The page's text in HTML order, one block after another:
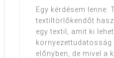
Egy kérdésem lenne:
textiltörlőkendőt
egy textil, amit ki
előnyben, de mivel a